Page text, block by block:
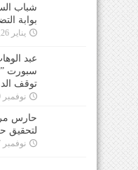
شباب
بوابة
يناير 26, 2025
عبد
سبورت ”
توقف
نوفمبر 29, 2020
حارس
لتحقيق
نوفمبر 27, 2020